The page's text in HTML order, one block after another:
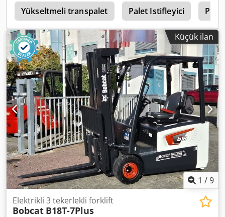
merkezi: 500 Crsdpey U R Dcjfx Ah Eef ISO Sınıfı: ISO Sınıf 3
= 2.500 - 4.999 kg Direk tipi: Triplex Şanzıman: Tork
konvertörü Hız sınıfı: 20 Durum: Yeni Teknik durum: Yeni
Ön lastik tipi: Süperelastik Ön lastik ölçüsü: 28-9 x15 Ön
lastik durumu: %80 - 100 Arka lastik tipi: Süperelastik Arka
lastik ölçüsü: 6.50x10 Arka lastik durumu: %80 - 100 Yan
kaydırıcı, 3. valf, 4. valf, arka çalışma lambası, ön çalışma
lambası, yük koruma kafesi, tam kabin, tam serbest
kaldırma, CE sertifikası, iç dikiz aynası, dış dikiz aynası,
döner tepe lamba, silecek,
Yükseltmeli transpalet Palet Istifleyici
Küçük ilan
1 /9
Elektrikli 3 tekerlekli forklift
Bobcat B18T-7Plus